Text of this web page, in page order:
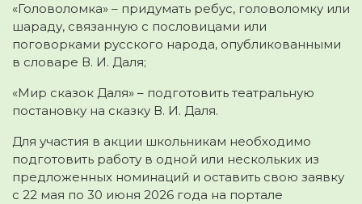
«Головоломка» – придумать ребус, головоломку или
шараду, связанную с пословицами или
поговорками русского народа, опубликованными
в словаре В. И. Даля;
«Мир сказок Даля» – подготовить театральную
постановку на сказку В. И. Даля.
Для участия в акции школьникам необходимо
подготовить работу в одной или нескольких из
предложенных номинаций и оставить свою заявку
с 22 мая по 30 июня 2026 года на портале